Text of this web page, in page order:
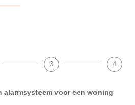
3 4
alarmsysteem voor een woning